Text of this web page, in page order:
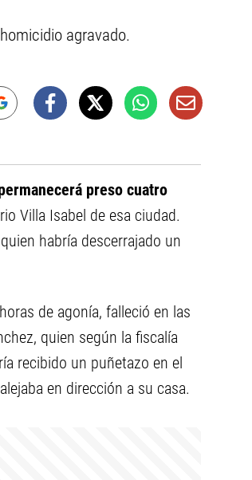
agravado.
preso cuatro
Villa Isabel de esa ciudad.
habría descerrajado un
de agonía, falleció en las
quien según la fiscalía
recibido un puñetazo en el
en dirección a su casa.